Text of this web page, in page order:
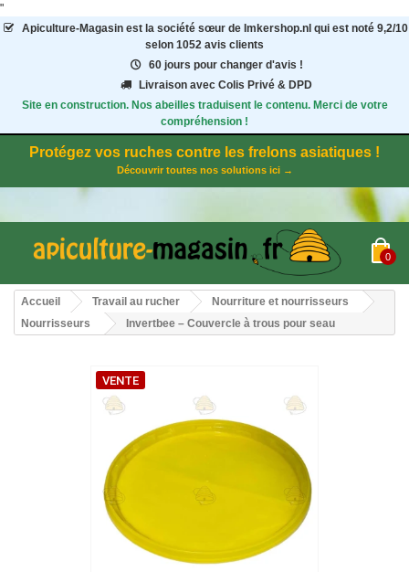
"
Apiculture-Magasinest la société sœur de Imkershop.nl qui est noté 9,2/10
selon 1052 avis clients
60 jours pour changer d'avis !
Livraison avec Colis Privé & DPD
Site en construction. Nos abeilles traduisent le contenu. Merci de votre
compréhension !
Protégez vos ruches contre les frelons asiatiques !
Découvrir toutes nos solutions ici →
0
Accueil Travail au rucher
Nourriture et nourrisseurs
Nourrisseurs
Invertbee – Couvercle à trous pour seau
VENTE